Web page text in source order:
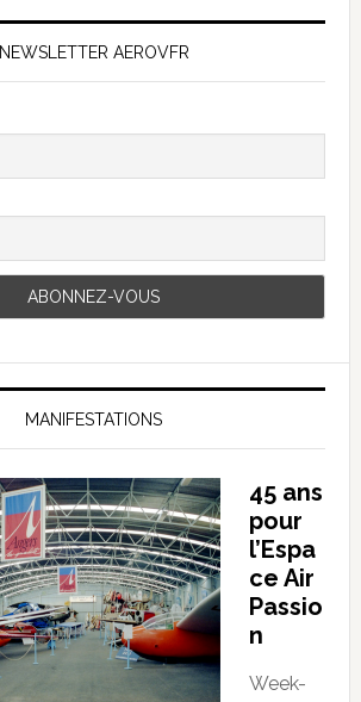
NEWSLETTER AEROVFR
MANIFESTATIONS
45 ans
pour
l’Espa
ce Air
Passio
n
Week-